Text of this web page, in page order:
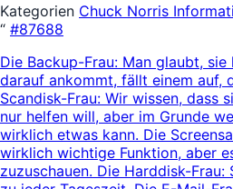
Kategorien Chuck Norris
“ #87688
Die Backup-Frau: Man glaubt,
darauf ankommt, fällt einem auf,
Scandisk-Frau: Wir wissen, dass
nur helfen will, aber im Grunde
wirklich etwas kann. Die
wirklich wichtige Funktion, aber
zuzuschauen. Die Harddisk-